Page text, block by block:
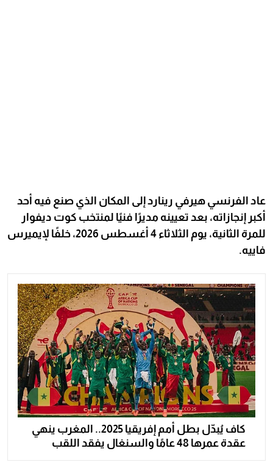
عاد الفرنسي هيرفي رينارد إلى المكان الذي صنع فيه أحد
أكبر إنجازاته، بعد تعيينه مديرًا فنيًا لمنتخب كوت ديفوار
للمرة الثانية، يوم الثلاثاء 4 أغسطس 2026، خلفًا لإيميرس
فاييه.
كاف يُبدّل بطل أمم إفريقيا 2025.. المغرب ينهي
عقدة عمرها 48 عامًا والسنغال يفقد اللقب